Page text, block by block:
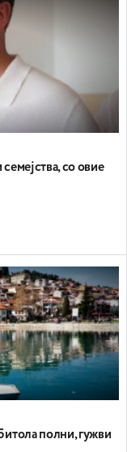
со овие
полни, гужви